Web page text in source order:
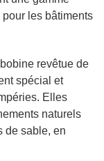
les bâtiments
revêtue de
spécial et
Elles
naturels
de sable, en